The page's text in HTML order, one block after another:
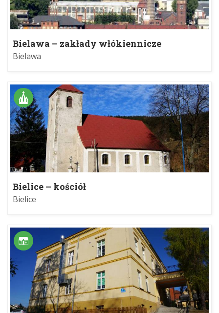
Bielawa – zakłady włókiennicze
Bielawa
Bielice – kościół
Bielice